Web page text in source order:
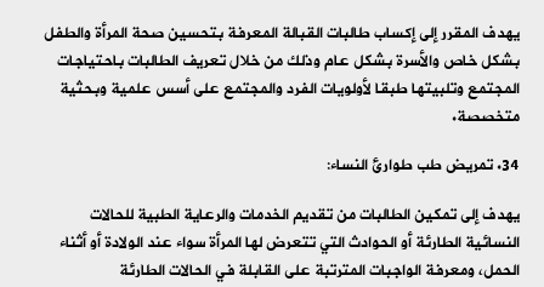
يهدف المقرر إلى إكساب طالبات القبالة المعرفة بتحسين صحة المرأة والطفل
بشكل خاص والأسرة بشكل عام وذلك من خلال تعريف الطالبات باحتياجات
المجتمع وتلبيتها طبقا لأولويات الفرد والمجتمع على أسس علمية وبحثية
متخصصة.
تمريض طب طوارئ النساء:
يهدف إلى تمكين الطالبات من تقديم الخدمات والرعاية الطبية للحالات
النسائية الطارئة أو الحوادث التي تتعرض لها المرأة سواء عند الولادة أو أثناء
الحمل، ومعرفة الواجبات المترتبة على القابلة في الحالات الطارئة